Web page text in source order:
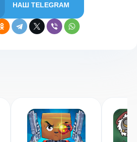
НАШ TELEGRAM